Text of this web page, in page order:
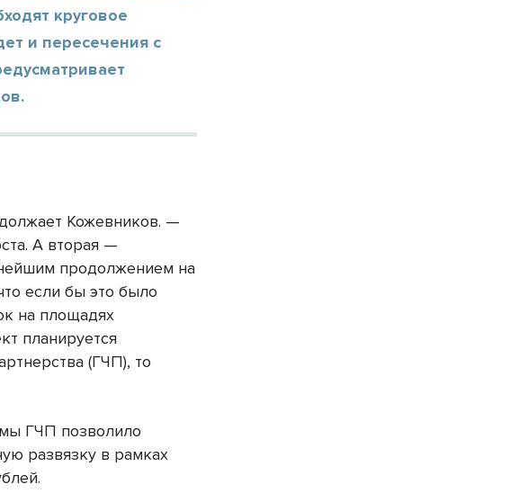
круговое
и пересечения с
Кожевников. —
А вторая —
продолжением на
если бы это было
на площадях
планируется
(ГЧП), то
ГЧП позволило
развязку в рамках